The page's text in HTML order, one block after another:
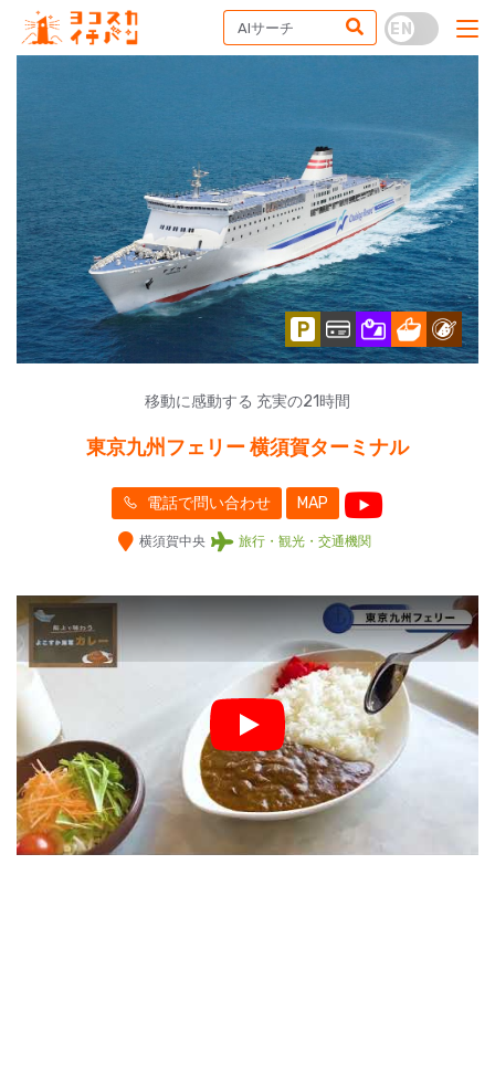
移動に感動する 充実の21時間
東京九州フェリー 横須賀ターミナル
電話で問い合わせ MAP
横須賀中央 旅行・観光・交通機関
Play